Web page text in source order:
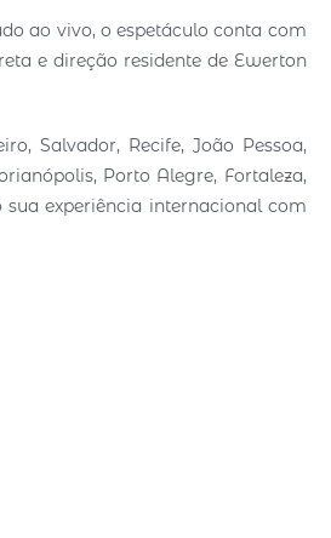
ao vivo, o espetáculo conta com
e direção residente de Ewerton
Salvador, Recife, João Pessoa,
Porto Alegre, Fortaleza,
sua experiência internacional com